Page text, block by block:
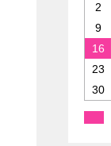
2
9
16
23
30